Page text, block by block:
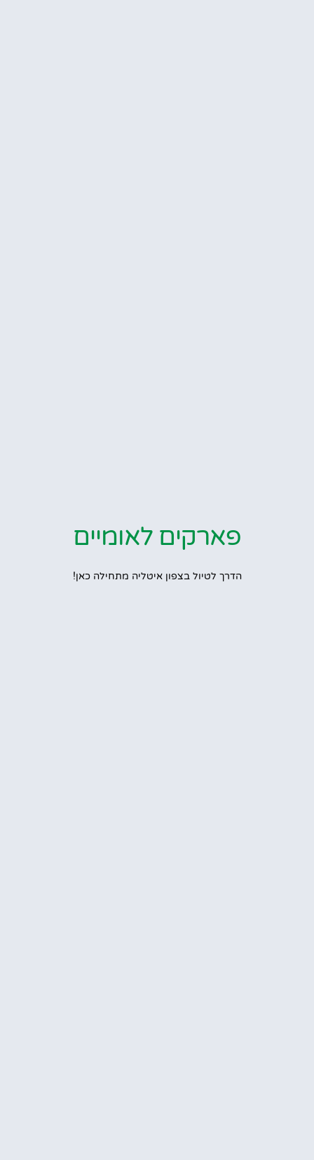
פארקים לאומיים
הדרך לטיול בצפון איטליה מתחילה כאן!